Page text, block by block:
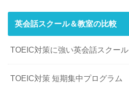
英会話スクール＆教室の比較
TOEIC対策に強い英会話スクール
TOEIC対策 短期集中プログラム